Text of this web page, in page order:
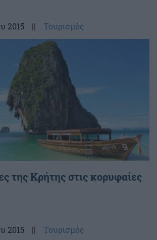
2015 || Τουρισμός
της Κρήτης στις κορυφαίες
2015 || Τουρισμός